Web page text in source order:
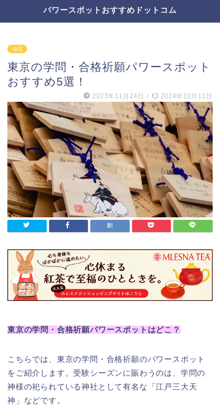
パワースポットおすすめドットコム
地域
東京の学問・合格祈願パワースポット
おすすめ5選！
2023年11月24日 / 2024年10月11日
東京の学問・合格祈願パワースポットはどこ？
こちらでは、東京の学問・合格祈願のパワースポット
をご紹介します。受験シーズンに賑わうのは、学問の
神様の祀られている神社として有名な「江戸三大天
神」などです。